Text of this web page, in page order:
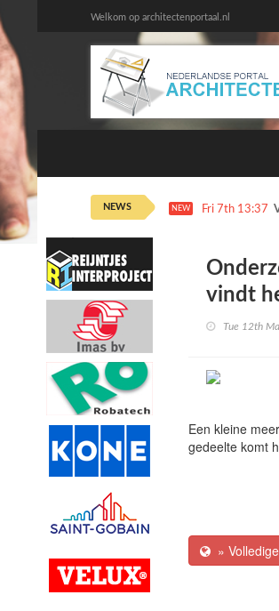
Welkom op architectenportaal.nl
NEWS NEW Fri 7th 13:37
vindt
Tue 12th
Een kleine
gedeelte komt
»